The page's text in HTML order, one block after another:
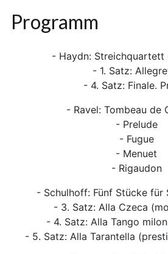
Programm
- Haydn: Streichquartett
- 1. Satz:
- 4. Satz: Finale.
- Ravel: Tombeau de
- Prelude
- Fugue
- Menuet
- Rigaudon
- Schulhoff: Fünf Stücke für
- 3. Satz: Alla Czeca
- 4. Satz: Alla Tango
- 5. Satz: Alla Tarantella